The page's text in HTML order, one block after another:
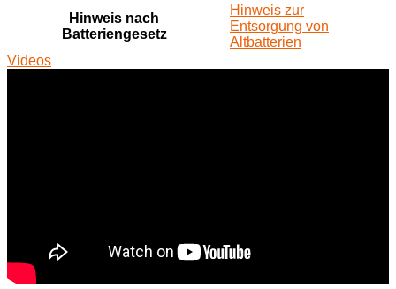
Hinweis nach
Batteriengesetz
Hinweis zur
Entsorgung von
Altbatterien
Videos